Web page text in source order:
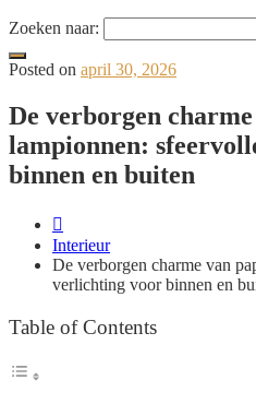
Zoeken naar:
Posted on april 30, 2026
De verborgen
lampionnen:
binnen en buiten
Interieur
De verborgen charme van
verlichting voor binnen en
Table of Contents